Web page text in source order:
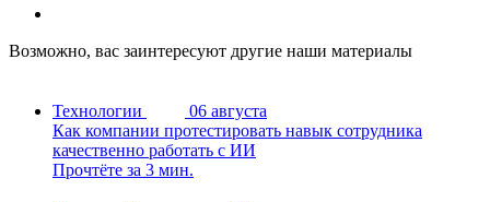
Возможно, вас заинтересуют другие наши материалы
Технологии
06 августа
Как компании протестировать навык сотрудника
качественно работать с ИИ
Прочтёте за 3 мин.